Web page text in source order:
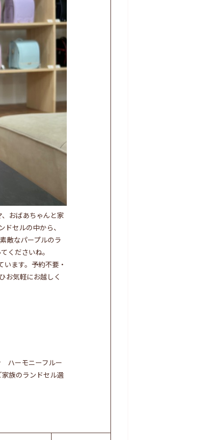
おばあちゃんと家
セルの中から、
敵なパープルのラ
くださいね。
ます。予約不要・
お気軽にお越しく
ハーモニーフルー
族のランドセル選